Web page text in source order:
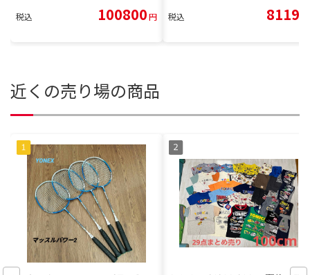
税込 100800円 税込 8119
近くの売り場の商品